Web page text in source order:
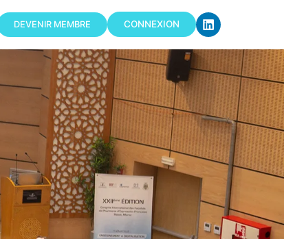
DEVENIR MEMBRE CONNEXION